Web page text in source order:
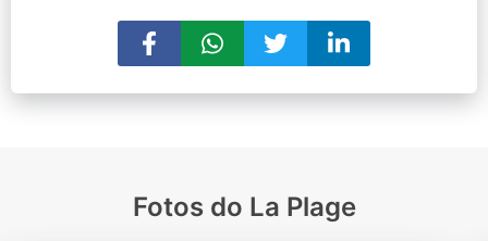
Fotos do La Plage